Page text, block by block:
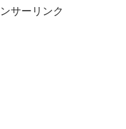
サーリンク